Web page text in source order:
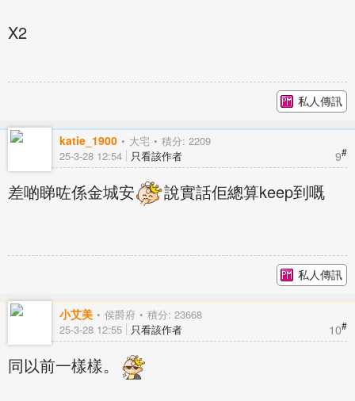
X2
私人傳訊
katie_1900 大宅 積分: 2209
9#
25-3-28 12:54 只看該作者
差啲睇咗係金城安 說實話佢總算keep到嘅
私人傳訊
小艾美 侯爵府 積分: 23668
10#
25-3-28 12:55 只看該作者
同以前一樣樣。